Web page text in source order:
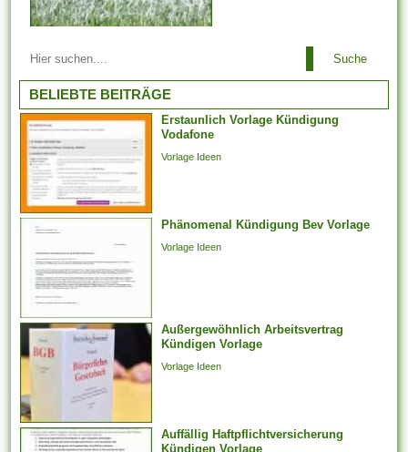
Arbeitgeber ist es es
untersagt, irgendeinen
Arbeitnehmer zu entlassen,
der aufgrund der Teilnahme an
Arbeitstreffen und der Layout
von Arbeitsforderungen
darüber hinaus -
verhandlungen, deren
Jahresabschluss noch
aussteht, bei weitem nicht
weiter arbeiten
möglicherweise. Er kann...
Suche
BELIEBTE BEITRÄGE
Erstaunlich Vorlage Kündigung
Vodafone
Vorlage Ideen
Phänomenal Kündigung Bev Vorlage
Vorlage Ideen
Außergewöhnlich Arbeitsvertrag
Kündigen Vorlage
Vorlage Ideen
Auffällig Haftpflichtversicherung
Kündigen Vorlage